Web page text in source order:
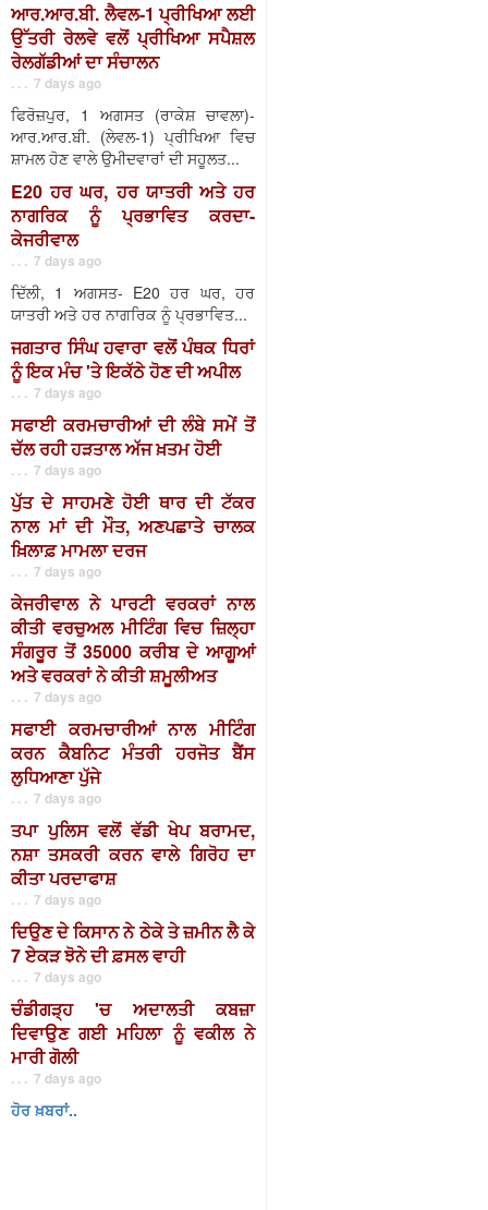
ਆਰ.ਆਰ.ਬੀ. ਲੈਵਲ-1 ਪ੍ਰੀਖਿਆ ਲਈ
ਉੱਤਰੀ ਰੇਲਵੇ ਵਲੋਂ ਪ੍ਰੀਖਿਆ ਸਪੈਸ਼ਲ
ਰੇਲਗੱਡੀਆਂ ਦਾ ਸੰਚਾਲਨ
. . . 7 days ago
ਫਿਰੋਜ਼ਪੁਰ, 1 ਅਗਸਤ (ਰਾਕੇਸ਼ ਚਾਵਲਾ)-
ਆਰ.ਆਰ.ਬੀ. (ਲੇਵਲ-1) ਪ੍ਰੀਖਿਆ ਵਿਚ
ਸ਼ਾਮਲ ਹੋਣ ਵਾਲੇ ਉਮੀਦਵਾਰਾਂ ਦੀ ਸਹੂਲਤ...
E20 ਹਰ ਘਰ, ਹਰ ਯਾਤਰੀ ਅਤੇ ਹਰ
ਨਾਗਰਿਕ ਨੂੰ ਪ੍ਰਭਾਵਿਤ ਕਰਦਾ-
ਕੇਜਰੀਵਾਲ
. . . 7 days ago
ਦਿੱਲੀ, 1 ਅਗਸਤ- E20 ਹਰ ਘਰ, ਹਰ
ਯਾਤਰੀ ਅਤੇ ਹਰ ਨਾਗਰਿਕ ਨੂੰ ਪ੍ਰਭਾਵਿਤ...
ਜਗਤਾਰ ਸਿੰਘ ਹਵਾਰਾ ਵਲੋਂ ਪੰਥਕ ਧਿਰਾਂ
ਨੂੰ ਇਕ ਮੰਚ 'ਤੇ ਇਕੱਠੇ ਹੋਣ ਦੀ ਅਪੀਲ
. . . 7 days ago
ਸਫਾਈ ਕਰਮਚਾਰੀਆਂ ਦੀ ਲੰਬੇ ਸਮੇਂ ਤੋਂ
ਚੱਲ ਰਹੀ ਹੜਤਾਲ ਅੱਜ ਖ਼ਤਮ ਹੋਈ
. . . 7 days ago
ਪੁੱਤ ਦੇ ਸਾਹਮਣੇ ਹੋਈ ਥਾਰ ਦੀ ਟੱਕਰ
ਨਾਲ ਮਾਂ ਦੀ ਮੌਤ, ਅਣਪਛਾਤੇ ਚਾਲਕ
ਖ਼ਿਲਾਫ਼ ਮਾਮਲਾ ਦਰਜ
. . . 7 days ago
ਕੇਜਰੀਵਾਲ ਨੇ ਪਾਰਟੀ ਵਰਕਰਾਂ ਨਾਲ
ਕੀਤੀ ਵਰਚੁਅਲ ਮੀਟਿੰਗ ਵਿਚ ਜ਼ਿਲ੍ਹਾ
ਸੰਗਰੂਰ ਤੋਂ 35000 ਕਰੀਬ ਦੇ ਆਗੂਆਂ
ਅਤੇ ਵਰਕਰਾਂ ਨੇ ਕੀਤੀ ਸ਼ਮੂਲੀਅਤ
. . . 7 days ago
ਸਫਾਈ ਕਰਮਚਾਰੀਆਂ ਨਾਲ ਮੀਟਿੰਗ
ਕਰਨ ਕੈਬਨਿਟ ਮੰਤਰੀ ਹਰਜੋਤ ਬੈਂਸ
ਲੁਧਿਆਣਾ ਪੁੱਜੇ
. . . 7 days ago
ਤਪਾ ਪੁਲਿਸ ਵਲੋਂ ਵੱਡੀ ਖੇਪ ਬਰਾਮਦ,
ਨਸ਼ਾ ਤਸਕਰੀ ਕਰਨ ਵਾਲੇ ਗਿਰੋਹ ਦਾ
ਕੀਤਾ ਪਰਦਾਫਾਸ਼
. . . 7 days ago
ਦਿਉਣ ਦੇ ਕਿਸਾਨ ਨੇ ਠੇਕੇ ਤੇ ਜ਼ਮੀਨ ਲੈ ਕੇ
7 ਏਕੜ ਝੋਨੇ ਦੀ ਫ਼ਸਲ ਵਾਹੀ
. . . 7 days ago
ਚੰਡੀਗੜ੍ਹ 'ਚ ਅਦਾਲਤੀ ਕਬਜ਼ਾ
ਦਿਵਾਉਣ ਗਈ ਮਹਿਲਾ ਨੂੰ ਵਕੀਲ ਨੇ
ਮਾਰੀ ਗੋਲੀ
. . . 7 days ago
ਹੋਰ ਖ਼ਬਰਾਂ..